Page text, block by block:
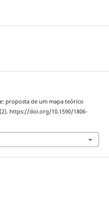
proposta de um mapa teórico
https://doi.org/10.1590/1806-